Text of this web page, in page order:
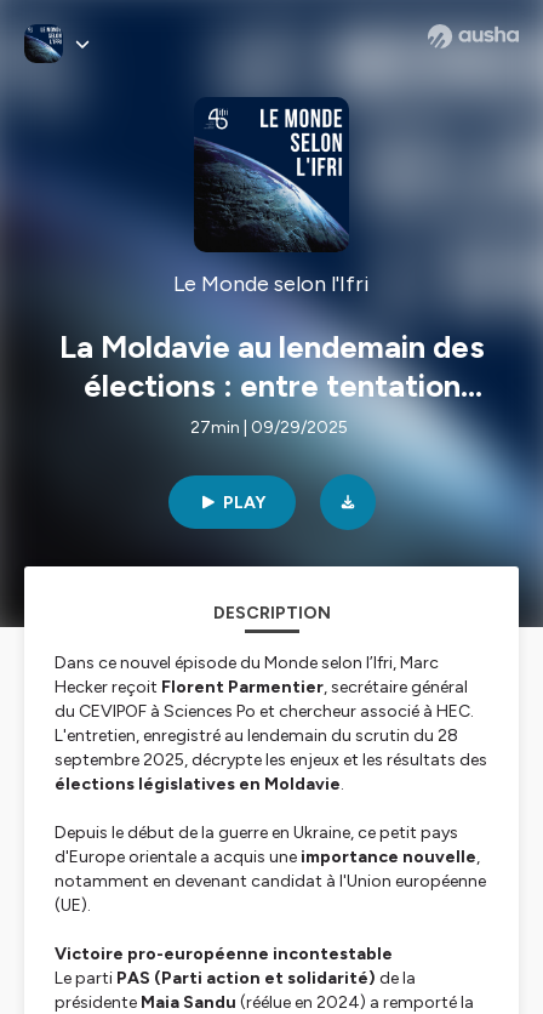
Le Monde selon l'Ifri
La Moldavie au lendemain des
élections : entre tentation
européenne et ingérences russes
27min | 09/29/2025
PLAY
DESCRIPTION
Dans ce nouvel épisode du Monde selon l’Ifri, Marc
Hecker reçoit Florent Parmentier, secrétaire général
du CEVIPOF à Sciences Po et chercheur associé à HEC.
L'entretien, enregistré au lendemain du scrutin du 28
septembre 2025, décrypte les enjeux et les résultats des
élections législatives en Moldavie.
Depuis le début de la guerre en Ukraine, ce petit pays
d'Europe orientale a acquis une importance nouvelle,
notamment en devenant candidat à l'Union européenne
(UE).
Victoire pro-européenne incontestable
Le parti PAS (Parti action et solidarité) de la
présidente Maia Sandu (réélue en 2024) a remporté la